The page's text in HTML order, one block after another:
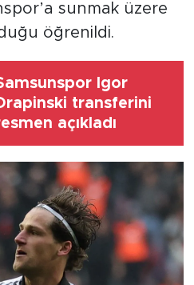
sunmak üzere
öğrenildi.
Igor
transferini
açıkladı